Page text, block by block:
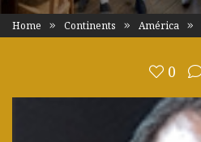
Home Continents América
0